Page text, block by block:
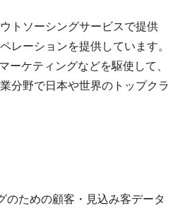
トソーシングサービスで提供
レーションを提供しています。
ケティングなどを駆使して、
分野で日本や世界のトップクラ
ための顧客・見込み客データ